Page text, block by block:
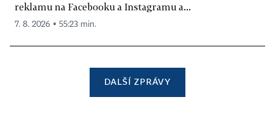
reklamu na Facebooku a Instagramu a...
7. 8. 2026 ▪ 55:23 min.
DALŠÍ ZPRÁVY